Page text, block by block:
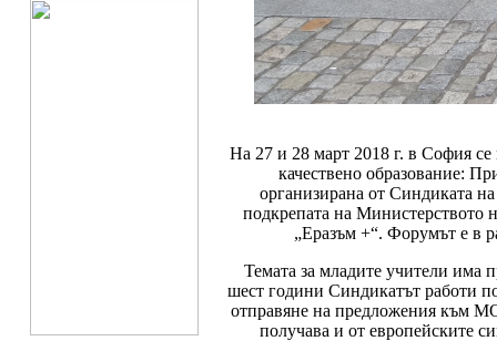
На 27 и 28 март 2018 г. в София
качествено образование:
организирана от Синдиката
подкрепата на Министерството
„Еразъм +“. Форумът е в
Темата за младите учители има
шест години Синдикатът работи
отправяне на предложения към
получава и от европейските